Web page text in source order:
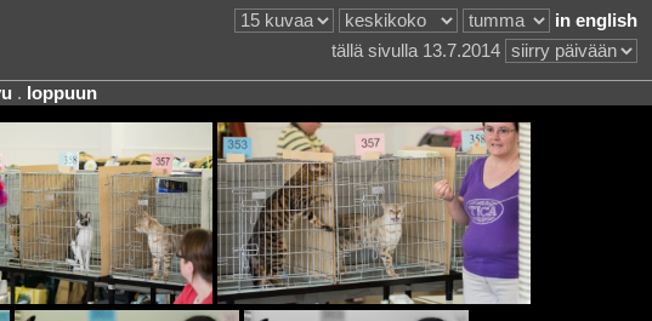
in english
tällä sivulla 13.7.2014
. loppuun